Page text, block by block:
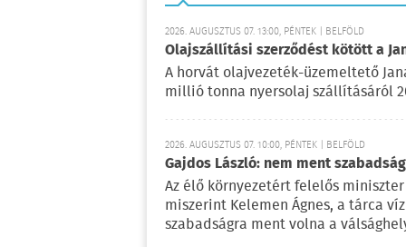
2026. AUGUSZTUS 07. 13:00, PÉNTEK | BELFÖLD
Olajszállítási szerződést kötött a
A horvát olajvezeték-üzemeltető
millió tonna nyersolaj szállításáról
2026. AUGUSZTUS 07. 10:00, PÉNTEK | BELFÖLD
Gajdos László: nem ment
Az élő környezetért felelős
miszerint Kelemen Ágnes, a tárca
szabadságra ment volna a